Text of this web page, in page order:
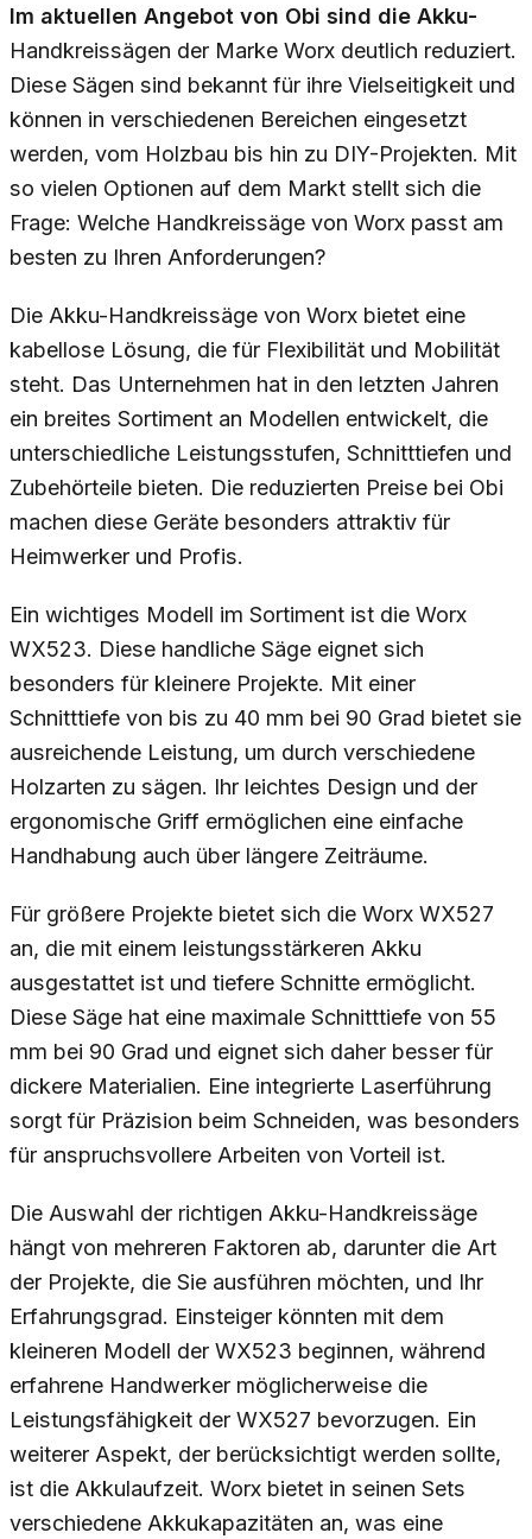
Im aktuellen Angebot von Obi sind die Akku-
Handkreissägen der Marke Worx deutlich reduziert.
Diese Sägen sind bekannt für ihre Vielseitigkeit und
können in verschiedenen Bereichen eingesetzt
werden, vom Holzbau bis hin zu DIY-Projekten. Mit
so vielen Optionen auf dem Markt stellt sich die
Frage: Welche Handkreissäge von Worx passt am
besten zu Ihren Anforderungen?
Die Akku-Handkreissäge von Worx bietet eine
kabellose Lösung, die für Flexibilität und Mobilität
steht. Das Unternehmen hat in den letzten Jahren
ein breites Sortiment an Modellen entwickelt, die
unterschiedliche Leistungsstufen, Schnitttiefen und
Zubehörteile bieten. Die reduzierten Preise bei Obi
machen diese Geräte besonders attraktiv für
Heimwerker und Profis.
Ein wichtiges Modell im Sortiment ist die Worx
WX523. Diese handliche Säge eignet sich
besonders für kleinere Projekte. Mit einer
Schnitttiefe von bis zu 40 mm bei 90 Grad bietet sie
ausreichende Leistung, um durch verschiedene
Holzarten zu sägen. Ihr leichtes Design und der
ergonomische Griff ermöglichen eine einfache
Handhabung auch über längere Zeiträume.
Für größere Projekte bietet sich die Worx WX527
an, die mit einem leistungsstärkeren Akku
ausgestattet ist und tiefere Schnitte ermöglicht.
Diese Säge hat eine maximale Schnitttiefe von 55
mm bei 90 Grad und eignet sich daher besser für
dickere Materialien. Eine integrierte Laserführung
sorgt für Präzision beim Schneiden, was besonders
für anspruchsvollere Arbeiten von Vorteil ist.
Die Auswahl der richtigen Akku-Handkreissäge
hängt von mehreren Faktoren ab, darunter die Art
der Projekte, die Sie ausführen möchten, und Ihr
Erfahrungsgrad. Einsteiger könnten mit dem
kleineren Modell der WX523 beginnen, während
erfahrene Handwerker möglicherweise die
Leistungsfähigkeit der WX527 bevorzugen. Ein
weiterer Aspekt, der berücksichtigt werden sollte,
ist die Akkulaufzeit. Worx bietet in seinen Sets
verschiedene Akkukapazitäten an, was eine